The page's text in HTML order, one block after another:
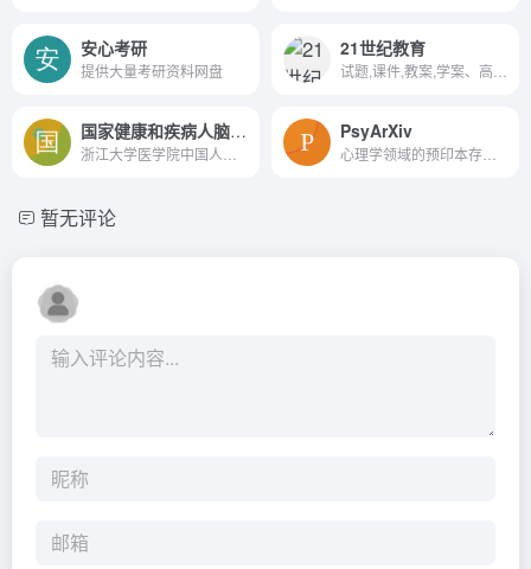
安心考研
提供大量考研资料网盘
21世纪教育
国家健康和疾病人脑组织 PsyArXiv
暂无评论